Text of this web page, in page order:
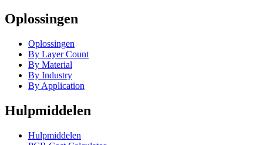
Oplossingen
Oplossingen
By Layer Count
By Material
By Industry
By Application
Hulpmiddelen
Hulpmiddelen